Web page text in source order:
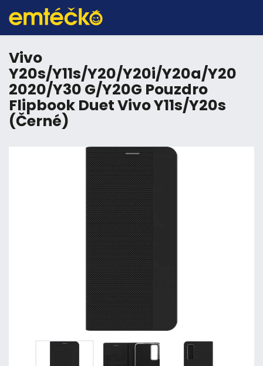
Vivo
Y20s/Y11s/Y20/Y20i/Y20a/Y20
2020/Y30 G/Y20G Pouzdro
Flipbook Duet Vivo Y11s/Y20s
(Černé)